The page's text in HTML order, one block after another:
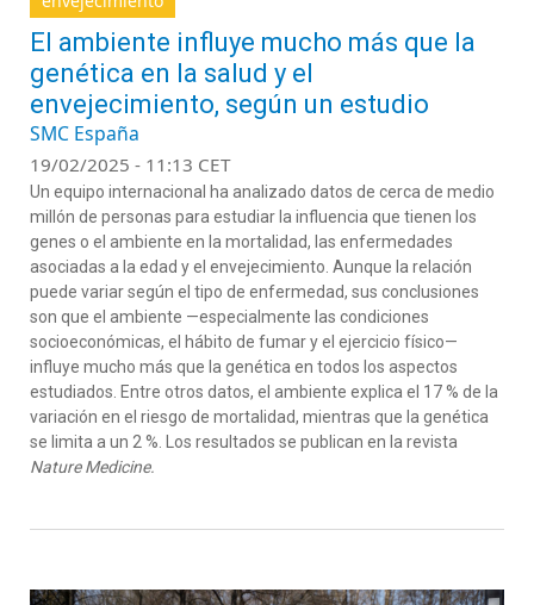
El ambiente influye mucho más que la
genética en la salud y el
envejecimiento, según un estudio
SMC España
19/02/2025 - 11:13 CET
Un equipo internacional ha analizado datos de cerca de medio
millón de personas para estudiar la influencia que tienen los
genes o el ambiente en la mortalidad, las enfermedades
asociadas a la edad y el envejecimiento. Aunque la relación
puede variar según el tipo de enfermedad, sus conclusiones
son que el ambiente —especialmente las condiciones
socioeconómicas, el hábito de fumar y el ejercicio físico—
influye mucho más que la genética en todos los aspectos
estudiados. Entre otros datos, el ambiente explica el 17 % de la
variación en el riesgo de mortalidad, mientras que la genética
se limita a un 2 %. Los resultados se publican en la revista
Nature Medicine.